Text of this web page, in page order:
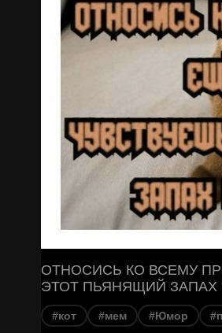
ОТНОСИСЬ КО ВСЕМУ
ЭТОТ ПЬЯНЯЩИЙ
#кот #мем #Юмор